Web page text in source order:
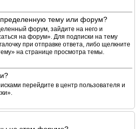
тему или форум?
форум, зайдите на него и
на форум». Для подписки на тему
при отправке ответа, либо щелкните
на странице просмотра темы.
перейдите в центр пользователя и